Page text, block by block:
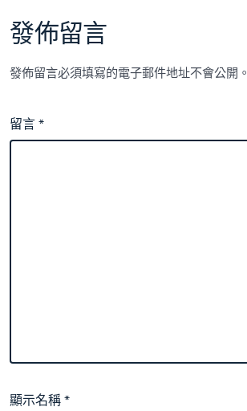
發佈留言
發佈留言必須填寫的電子郵件地址不會公開。
留言*
顯示名稱*